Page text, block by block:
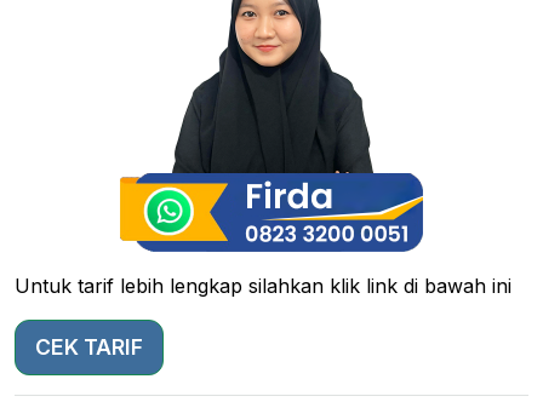
Untuk tarif lebih lengkap silahkan klik link di bawah ini
CEK TARIF